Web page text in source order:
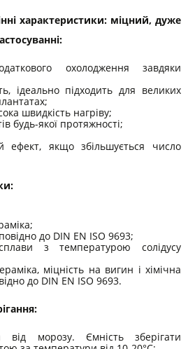
характеристики: міцний, дуже
охолодження завдяки
ідеально підходить для великих
швидкість нагріву;
будь-якої протяжності;
ефект, якщо збільшується число
до DIN EN ISO 9693;
з температурою солідусу
міцність на вигин і хімічна
до DIN EN ISO 9693.
від морозу. Ємність зберігати